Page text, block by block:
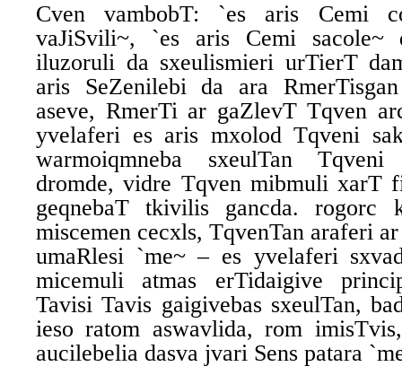
Cven vambobT: `es aris Cemi
vaJiSvili~, `es aris Cemi
iluzoruli da sxeulismieri urTierT
aris SeZenilebi da ara
aseve, RmerTi ar gaZlevT Tqven
yvelaferi es aris mxolod Tqveni
warmoiqmneba sxeulTan
dromde, vidre Tqven mibmuli xarT
geqnebaT tkivilis gancda.
miscemen cecxls, TqvenTan araferi
umaRlesi `me~ – es yvelaferi
micemuli atmas erTidaigive
Tavisi Tavis gaigivebas sxeulTan,
ieso ratom aswavlida, rom
aucilebelia dasva jvari Sens patara